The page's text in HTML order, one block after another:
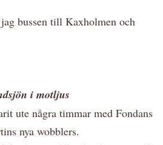
bussen till Kaxholmen och
i motljus
ute några timmar med Fondans
nya wobblers.